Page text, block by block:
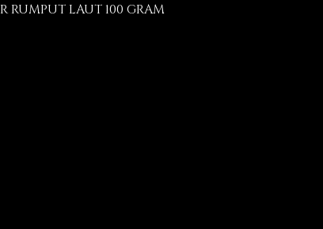
RUMPUT LAUT 100 GRAM